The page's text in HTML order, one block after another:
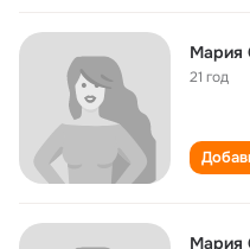
Мария
21 год
Мария